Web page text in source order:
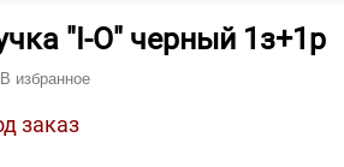
"I-O" черный 1з+1р
В избранное
заказ